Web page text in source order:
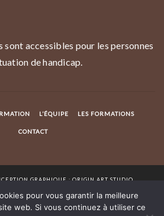
accessibles pour les personnes
de handicap.
L’ÉQUIPE LES FORMATIONS
CONTACT
GRAPHIQUE : ORIGIN ART STUDIO
pour vous garantir la meilleure
web. Si vous continuez à utiliser ce